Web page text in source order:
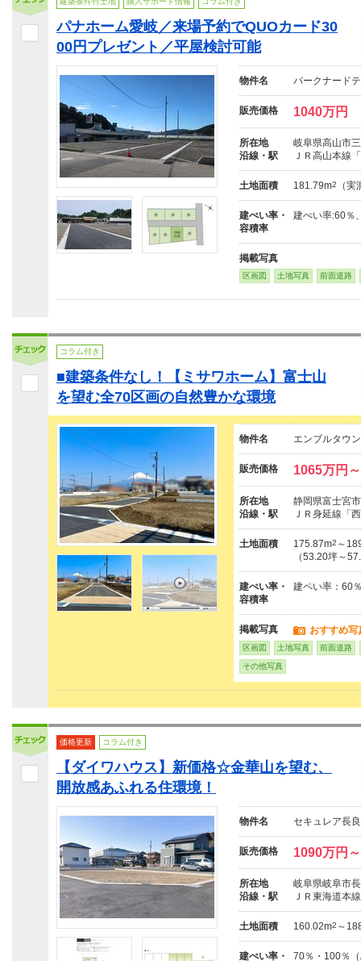
パナホーム愛岐／来場予約でQUOカード30
00円プレゼント／平屋検討可能
物件名 パークナード
販売価格 1040万円
所在地
岐阜県高山市
沿線・駅
ＪＲ高山本線
土地面積 181.79m2 （実
建ぺい率・
容積率
建ぺい率:60％
掲載写真
区画図 土地写真 前面道路
コラム付き
■建築条件なし！【ミサワホーム】富士山
を望む全70区画の自然豊かな環境
物件名 エンブルタウ
販売価格 1065万円
所在地
静岡県富士宮
沿線・駅
ＪＲ身延線「
土地面積 175.87m2 ～
（53.20坪～
建ぺい率・
容積率
建ペい率：60
掲載写真 おすすめ写
区画図 土地写真 前面道路
その他写真
価格更新 コラム付き
【ダイワハウス】新価格☆金華山を望む、
開放感あふれる住環境！
物件名 セキュレア長
販売価格 1090万円
所在地
岐阜県岐阜市
沿線・駅
ＪＲ東海道本
土地面積 160.02m2 ～
建ぺい率・
70％・100％